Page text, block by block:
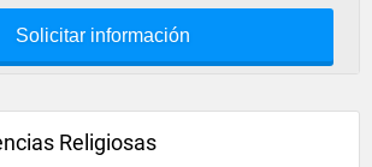
Solicitar información
Religiosas